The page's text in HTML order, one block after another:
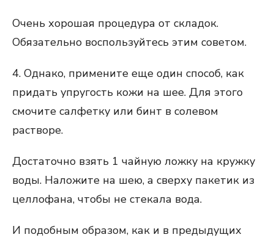
Очень хорошая процедура от складок.
Обязательно воспользуйтесь этим советом.
4. Однако, примените еще один способ, как
придать упругость кожи на шее. Для этого
смочите салфетку или бинт в солевом
растворе.
Достаточно взять 1 чайную ложку на кружку
воды. Наложите на шею, а сверху пакетик из
целлофана, чтобы не стекала вода.
И подобным образом, как и в предыдущих